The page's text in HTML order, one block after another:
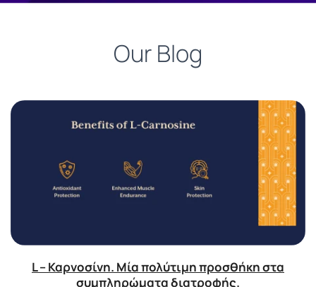
Our Blog
L – Καρνοσίνη. Μία πολύτιμη προσθήκη στα
συμπληρώματα διατροφής.